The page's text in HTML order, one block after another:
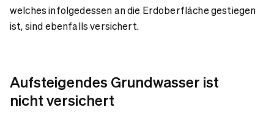
welches infolgedessen an die Erdoberfläche gestiegen
ist, sind ebenfalls versichert.
Aufsteigendes Grundwasser ist
nicht versichert